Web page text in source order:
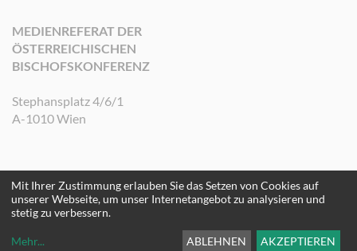
MEDIENREFERAT DER
ÖSTERREICHISCHEN
BISCHOFSKONFERENZ
Stephansplatz 4/6/1
A-1010 Wien
©2026 Medienreferat der Österreichischen Bischofskonferenz. Alle Rechte
vorbehalten.
Mit Ihrer Zustimmung erlauben Sie das Setzen von Cookies auf
unserer Webseite, um unser Internetangebot zu analysieren und
stetig zu verbessern.
Mehr... ABLEHNEN AKZEPTIEREN